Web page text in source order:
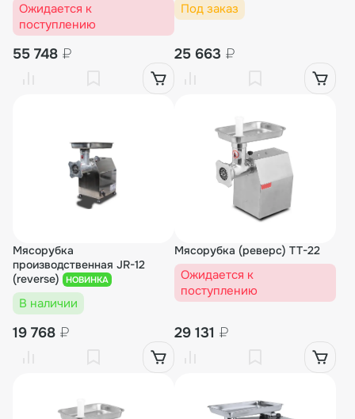
Ожидается к
поступлению
55 748 ₽
Под заказ
25 663 ₽
Мясорубка
производственная JR-12
(reverse)
НОВИНКА
В наличии
19 768 ₽
Мясорубка (реверс) TT-22
Ожидается к
поступлению
29 131 ₽